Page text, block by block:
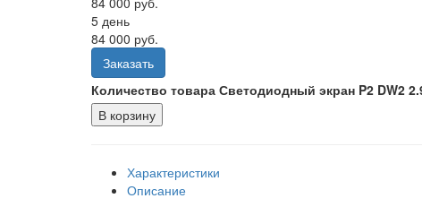
5 день
84 000 руб.
Заказать
Количество товара Светодиодный экран P2 DW2
В корзину
Характеристики
Описание